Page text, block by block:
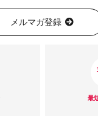
メルマガ登録
最